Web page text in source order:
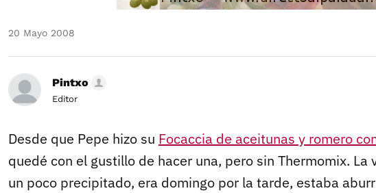
20 Mayo 2008
Pintxo
Editor
Desde que Pepe hizo su Focaccia de aceitunas y romero
quedé con el gustillo de hacer una, pero sin Thermomix. La
un poco precipitado, era domingo por la tarde, estaba